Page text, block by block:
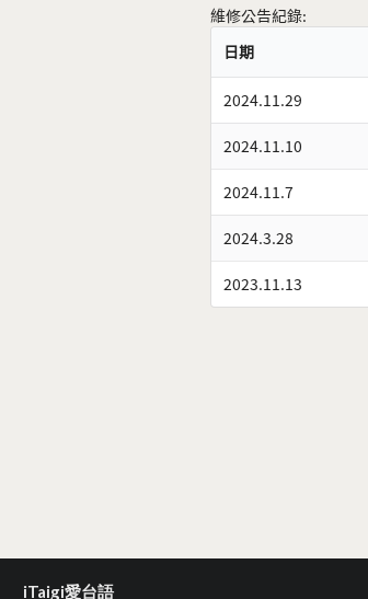
維修公告紀錄:
日期
2024.11.29
2024.11.10
2024.11.7
2024.3.28
2023.11.13
iTaigi愛台語